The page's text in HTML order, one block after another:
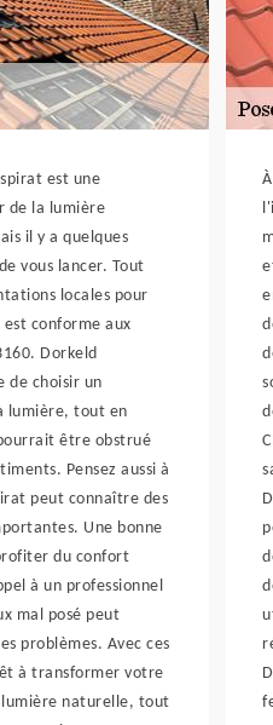
est une
de la lumière
il y a quelques
vous lancer. Tout
locales pour
conforme aux
Dorkeld
de choisir un
lumière, tout en
être obstrué
Pensez aussi à
peut connaître des
Une bonne
du confort
à un professionnel
mal posé peut
problèmes. Avec ces
à transformer votre
lumière naturelle, tout